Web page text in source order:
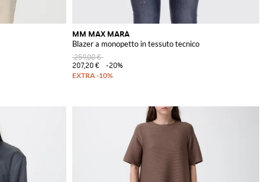
MM MAX MARA
Blazer a monopetto in tessuto tecnico
259,00 €
207,20 €
-20%